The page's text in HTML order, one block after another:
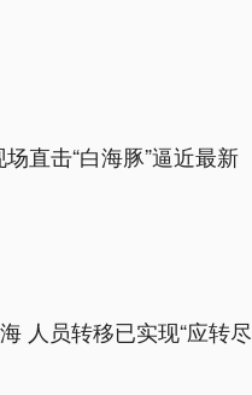
直击“白海豚”逼近最新
人员转移已实现“应转尽